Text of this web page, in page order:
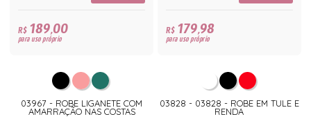
R$189,00
para uso próprio
03967 - ROBE LIGANETE COM
AMARRAÇÃO NAS COSTAS
R$179,98
para uso próprio
03828 - 03828 - ROBE EM TULE E
RENDA